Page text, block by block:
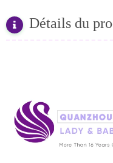
Détails du